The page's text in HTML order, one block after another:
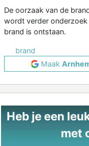
De oorzaak van de
wordt verder
brand is ontstaan.
brand
Maak
Heb je een
met